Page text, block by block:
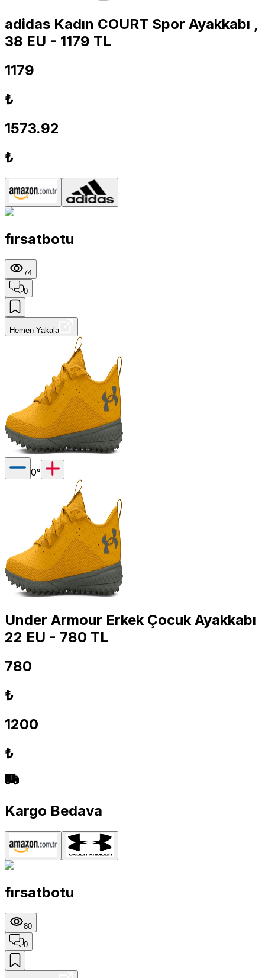
adidas Kadın COURT Spor Ayakkabı ,
38 EU - 1179 TL
1179
₺
1573.92
₺
fırsatbotu
74
0
Hemen Yakala
0°
Under Armour Erkek Çocuk Ayakkabı
22 EU - 780 TL
780
₺
1200
₺
Kargo Bedava
fırsatbotu
80
0